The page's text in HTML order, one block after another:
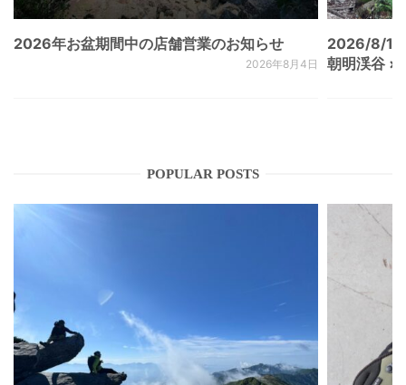
2026年お盆期間中の店舗営業のお知らせ
2026年8月4日
2026/8/
朝明渓谷 ×
POPULAR POSTS